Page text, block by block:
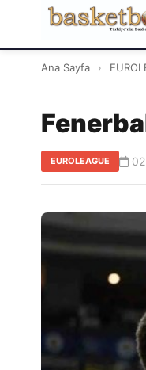
Ana Sayfa ›
EUROLEAGUE